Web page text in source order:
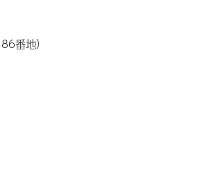
番地）